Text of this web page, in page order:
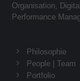
Organisation,
Performance
Philosophie
People | Team
Portfolio